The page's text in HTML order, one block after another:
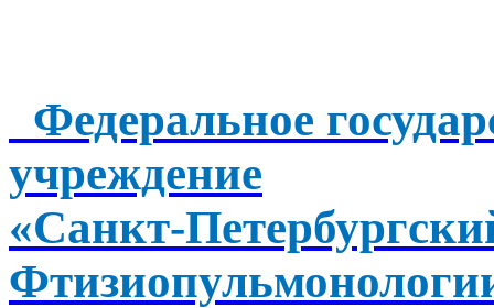
Федеральное
учреждение
«Санкт-